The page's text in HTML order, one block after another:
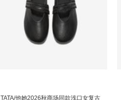
TATA/他她2026秋商场同款浅口女复古